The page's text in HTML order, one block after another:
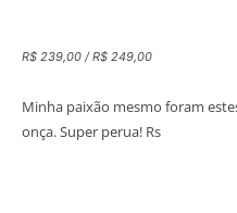
R$ 239,00 / R$ 249,00
Minha paixão mesmo foram
onça. Super perua! Rs